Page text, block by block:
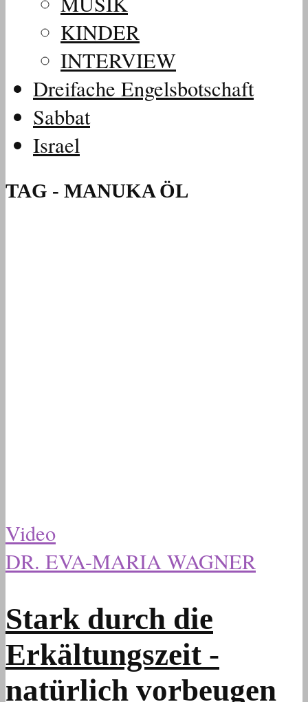
KINDER
INTERVIEW
Dreifache Engelsbotschaft
Sabbat
Israel
TAG - MANUKA ÖL
Video
DR. EVA-MARIA WAGNER
Stark durch die
Erkältungszeit -
natürlich vorbeugen